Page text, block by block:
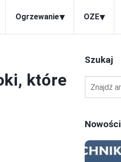
Ogrzewanie▾ OZE▾
które
Szukaj
Nowości